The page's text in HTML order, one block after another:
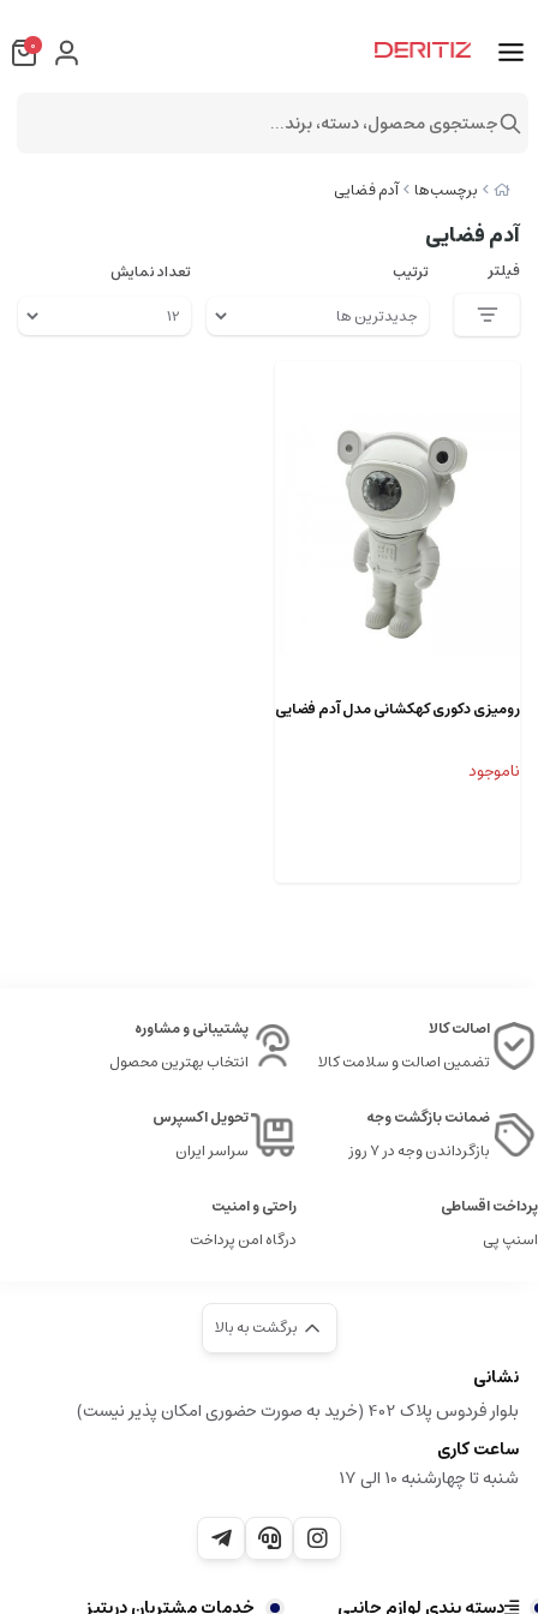
برچسب‌ها آدم فضایی
آدم فضایی
فیلتر ترتیب تعداد نمایش
رومیزی دکوری کهکشانی مدل آدم فضایی
ناموجود
اصالت کالا
تضمین اصالت و سلامت کالا
پشتیبانی و مشاوره
انتخاب بهترین محصول
ضمانت بازگشت وجه
بازگرداندن وجه در ۷ روز
تحویل اکسپرس
سراسر ایران
پرداخت اقساطی
اسنپ پی
راحتی و امنیت
درگاه امن پرداخت
برگشت به بالا
نشانی
بلوار فردوس پلاک 402 (خرید به صورت حضوری امکان پذیر نیست)
ساعت کاری
شنبه تا چهارشنبه 10 الی 17
دسته بندی لوازم جانبی خدمات مشتریان دریتیز
0
جستجوی محصول، دسته، برند...